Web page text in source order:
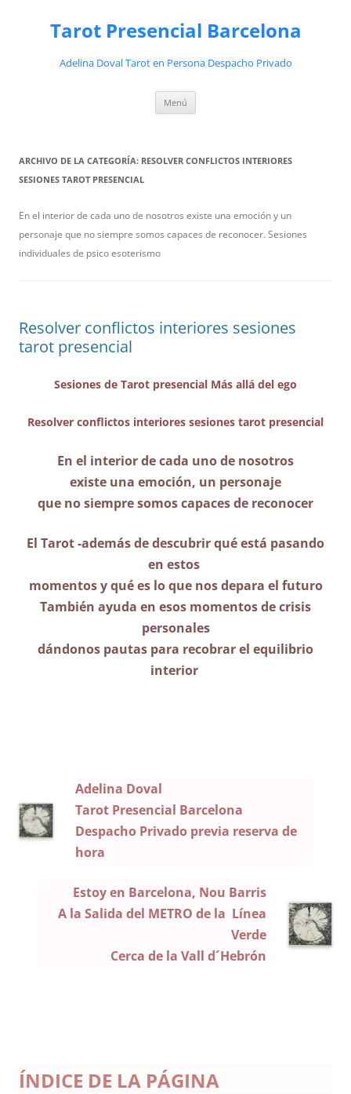
contenidoTarot Presencial Barcelona
Adelina Doval Tarot en Persona Despacho Privado
Menú
ARCHIVO DE LA CATEGORÍA: RESOLVER CONFLICTOS INTERIORES
SESIONES TAROT PRESENCIAL
En el interior de cada uno de nosotros existe una emoción y un
personaje que no siempre somos capaces de reconocer. Sesiones
individuales de psico esoterismo
Resolver conflictos interiores sesiones
tarot presencial
Sesiones de Tarot presencial Más allá del ego
Resolver conflictos interiores sesiones tarot presencial
En el interior de cada uno de nosotros
existe una emoción, un personaje
que no siempre somos capaces de reconocer
El Tarot -además de descubrir qué está pasando
en estos
momentos y qué es lo que nos depara el futuro
También ayuda en esos momentos de crisis
personales
dándonos pautas para recobrar el equilibrio
interior
Adelina Doval
Tarot Presencial Barcelona
Despacho Privado previa reserva de
hora
Estoy en Barcelona, Nou Barris
A la Salida del METRO de la Línea
Verde
Cerca de la Vall d´Hebrón
ÍNDICE DE LA PÁGINA